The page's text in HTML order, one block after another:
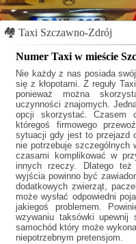
🏘 Taxi Szczawno-Zdrój
Numer Taxi w mieście
Nie każdy z nas posiada
się z kłopotami. Z reguły
ponieważ można
uczynności znajomych.
opcji skorzystać. Czasem
któregoś firmowego
sytuacji gdy jest to przejazd
nie potrzebuje szczególnych
czasami komplikować w
innych rzeczy. Dlatego
wyjścia powinno być
dodatkowych zwierząt,
może wysłać odpowiedni
jakiegoś problemem.
wzywaniu taksówki upewnij
samochód który może
niepotrzebnym pretensjom.